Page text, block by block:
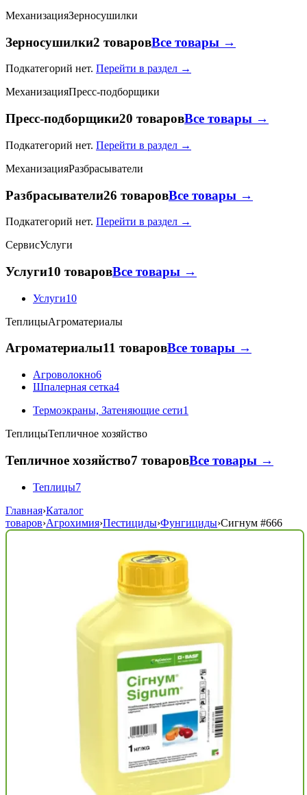
МеханизацияЗерносушилки
Зерносушилки2 товаровВсе товары →
Подкатегорий нет. Перейти в раздел →
МеханизацияПресс-подборщики
Пресс-подборщики20 товаровВсе товары →
Подкатегорий нет. Перейти в раздел →
МеханизацияРазбрасыватели
Разбрасыватели26 товаровВсе товары →
Подкатегорий нет. Перейти в раздел →
СервисУслуги
Услуги10 товаровВсе товары →
Услуги10
ТеплицыАгроматериалы
Агроматериалы11 товаровВсе товары →
Агроволокно6
Шпалерная сетка4
Термоэкраны, Затеняющие сети1
ТеплицыТепличное хозяйство
Тепличное хозяйство7 товаровВсе товары →
Теплицы7
Главная›Каталог
товаров›Агрохимия›Пестициды›Фунгициды›Сигнум #666